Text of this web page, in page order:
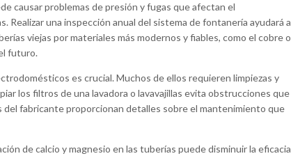
causar problemas de presión y fugas que afectan el
una inspección anual del sistema de fontanería ayudará a
viejas por materiales más modernos y fiables, como el cobre o
futuro.
es crucial. Muchos de ellos requieren limpiezas y
los filtros de una lavadora o lavavajillas evita obstrucciones que
fabricante proporcionan detalles sobre el mantenimiento que
de calcio y magnesio en las tuberías puede disminuir la eficacia